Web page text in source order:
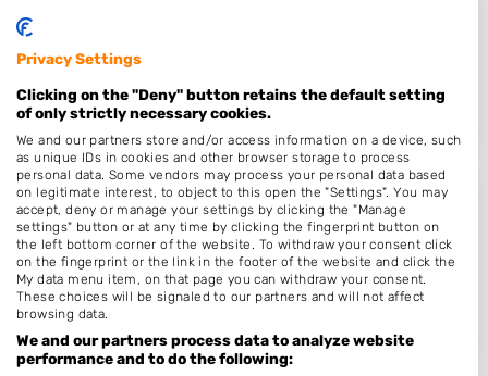
Op 18,39 km afstand
Kapper Udenhout - Hair & Looks
Groenstraat 6 b
5071EC Udenhout
Op 18,86 km afstand
Privacy Settings
Clicking on the "Deny" button retains the default setting
of only strictly necessary cookies.
We and our partners store and/or access information on a device, such
as unique IDs in cookies and other browser storage to process
personal data. Some vendors may process your personal data based
on legitimate interest, to object to this open the "Settings". You may
accept, deny or manage your settings by clicking the "Manage
settings" button or at any time by clicking the fingerprint button on
the left bottom corner of the website. To withdraw your consent click
on the fingerprint or the link in the footer of the website and click the
My data menu item, on that page you can withdraw your consent.
These choices will be signaled to our partners and will not affect
browsing data.
We and our partners process data to analyze website
performance and to do the following: